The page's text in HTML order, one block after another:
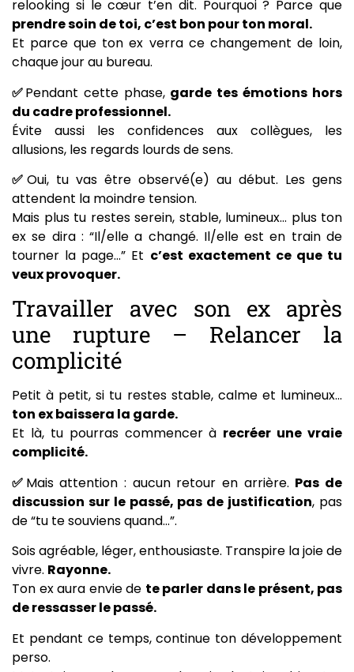
relooking si le cœur t’en dit. Pourquoi ? Parce que
prendre soin de toi, c’est bon pour ton moral.
Et parce que ton ex verra ce changement de loin,
chaque jour au bureau.
✅Pendant cette phase, garde tes émotions hors
du cadre professionnel.
Évite aussi les confidences aux collègues, les
allusions, les regards lourds de sens.
✅ Oui, tu vas être observé(e) au début. Les gens
attendent la moindre tension.
Mais plus tu restes serein, stable, lumineux… plus ton
ex se dira : “Il/elle a changé. Il/elle est en train de
tourner la page…” Et c’est exactement ce que tu
veux provoquer.
Travailler avec son ex après
une rupture – Relancer la
complicité
Petit à petit, si tu restes stable, calme et lumineux…
ton ex baissera la garde.
Et là, tu pourras commencer à recréer une vraie
complicité.
✅ Mais attention : aucun retour en arrière. Pas de
discussion sur le passé, pas de justification, pas
de “tu te souviens quand…”.
Sois agréable, léger, enthousiaste. Transpire la joie de
vivre. Rayonne.
Ton ex aura envie de te parler dans le présent, pas
de ressasser le passé.
Et pendant ce temps, continue ton développement
perso.